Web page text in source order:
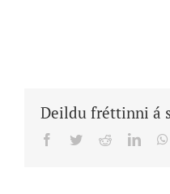
Deildu fréttinni á
Facebook
TwitterReddit